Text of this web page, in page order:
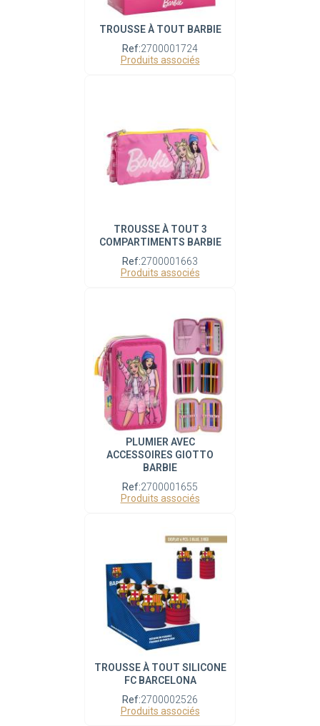
TROUSSE À TOUT BARBIE
Ref:2700001724
Produits associés
TROUSSE À TOUT 3
COMPARTIMENTS BARBIE
Ref:2700001663
Produits associés
PLUMIER AVEC
ACCESSOIRES GIOTTO
BARBIE
Ref:2700001655
Produits associés
TROUSSE À TOUT SILICONE
FC BARCELONA
Ref:2700002526
Produits associés